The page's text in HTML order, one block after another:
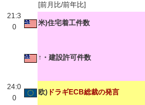
21:3
0
[前月比/前年比]
米)住宅着工件数
↑・建設許可件数
24:0
0
欧) ドラギECB総裁の発言